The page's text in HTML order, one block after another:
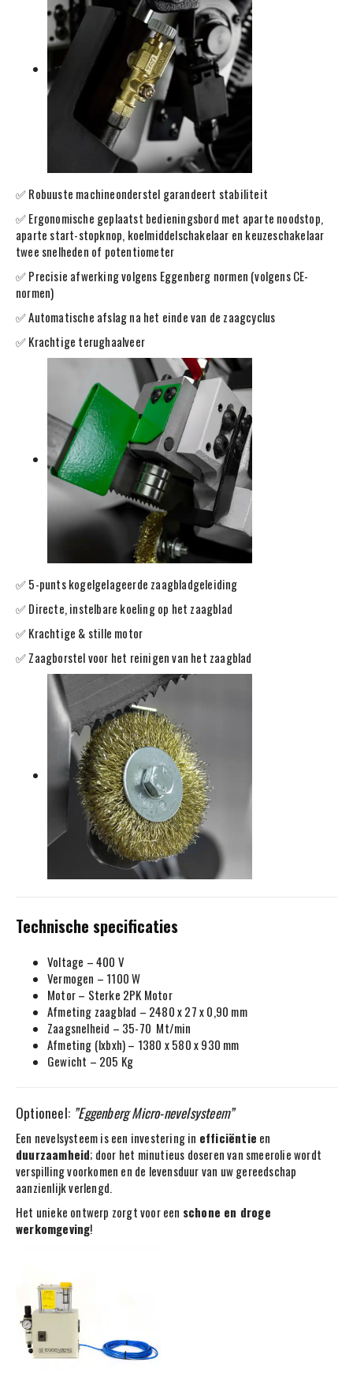
✅ Robuuste machineonderstel garandeert stabiliteit
✅ Ergonomische geplaatst bedieningsbord met aparte noodstop,
aparte start-stopknop, koelmiddelschakelaar en keuzeschakelaar
twee snelheden of potentiometer
✅ Precisie afwerking volgens Eggenberg normen (volgens CE-
normen)
✅ Automatische afslag na het einde van de zaagcyclus
✅ Krachtige terughaalveer
✅ 5-punts kogelgelageerde zaagbladgeleiding
✅ Directe, instelbare koeling op het zaagblad
✅ Krachtige & stille motor
✅ Zaagborstel voor het reinigen van het zaagblad
Technische specificaties
Voltage – 400 V
Vermogen – 1100 W
Motor – Sterke 2PK Motor
Afmeting zaagblad – 2480 x 27 x 0,90 mm
Zaagsnelheid – 35-70 Mt/min
Afmeting (lxbxh) – 1380 x 580 x 930 mm
Gewicht – 205 Kg
Optioneel: ”Eggenberg Micro-nevelsysteem”
Een nevelsysteem is een investering in efficiëntie en
duurzaamheid; door het minutieus doseren van smeerolie wordt
verspilling voorkomen en de levensduur van uw gereedschap
aanzienlijk verlengd.
Het unieke ontwerp zorgt voor een schone en droge
werkomgeving!